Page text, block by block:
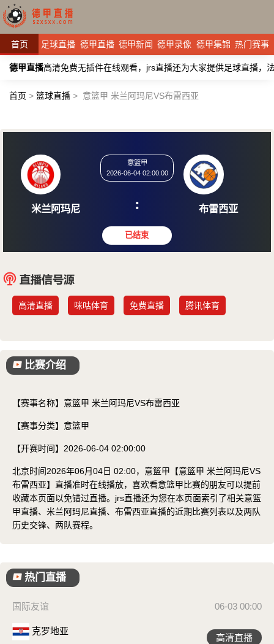
首页 足球直播 德甲直播 德甲新闻 德甲录像 德甲集锦 热门赛事
德甲直播高清免费无插件在线观看，jrs直播还为大家提供足球直播，
首页 > 篮球直播 > 意篮甲 米兰阿玛尼VS布雷西亚
米兰阿玛尼
2026-06-04 02:00:00
: 布雷
高清直播 咪咕体育 免费直播 腾讯体育
比赛介绍
【赛事名称】 意篮甲 米兰阿玛尼VS布雷西亚
【赛事分类】 意篮甲
【开赛时间】 2026-06-04 02:00:00
北京时间2026年06月04日 02:00，意篮甲【意篮甲 米兰阿玛尼VS
布雷西亚】直播准时在线播放，喜欢看意篮甲比赛的朋友可以提前
收藏本页面以免错过直播。jrs直播还为您在本页面索引了相关意篮
甲直播、米兰阿玛尼直播、布雷西亚直播的近期比赛列表以及两队
历史交锋、两队赛程。
热门直播
国际友谊 06-03 00:00
克罗地亚
高清直播